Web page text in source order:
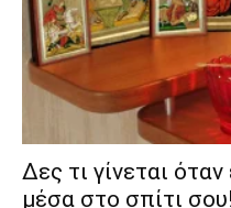
Δες τι γίνεται
μέσα στο σπίτι σου!